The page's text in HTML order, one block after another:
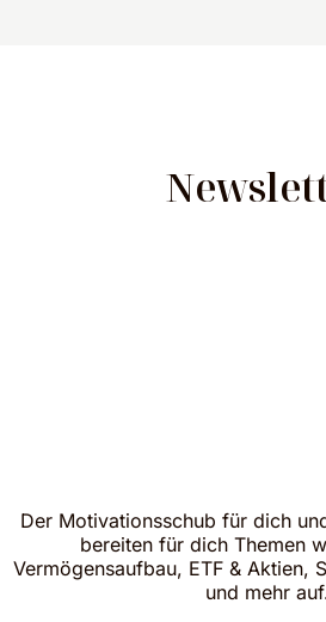
Der Motivationsschub für dich
bereiten für dich Themen
Vermögensaufbau, ETF & Aktien,
und mehr